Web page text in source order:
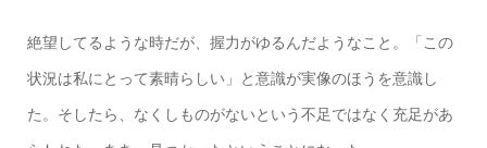
絶望してるような時だが、握力がゆるんだようなこと。「この
状況は私にとって素晴らしい」と意識が実像のほうを意識し
た。そしたら、なくしものがないという不足ではなく充足があ